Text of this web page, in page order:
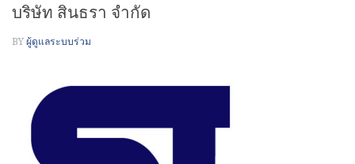
บริษัท สินธรา จำกัด
BY ผู้ดูแลระบบร่วม